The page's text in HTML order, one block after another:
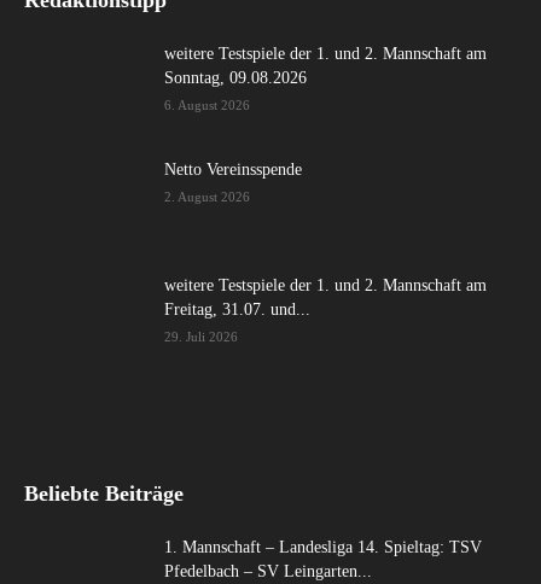
weitere Testspiele der 1. und 2. Mannschaft am
Sonntag, 09.08.2026
6. August 2026
Netto Vereinsspende
2. August 2026
weitere Testspiele der 1. und 2. Mannschaft am
Freitag, 31.07. und...
29. Juli 2026
Beliebte Beiträge
1. Mannschaft – Landesliga 14. Spieltag: TSV
Pfedelbach – SV Leingarten...